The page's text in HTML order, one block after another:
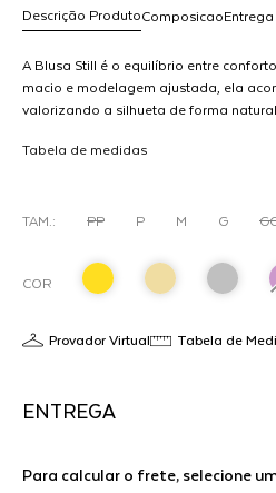
Composicao
Descrição Produto
A Blusa Still é o equilíbrio entre
macio e modelagem ajustada, ela
valorizando a silhueta de forma
profundidade ao look sem excessos.
Tabela de medidas
TAM.: PP P M G
COR
Provador Virtual Tabela de
ENTREGA
Para calcular o frete, selecione